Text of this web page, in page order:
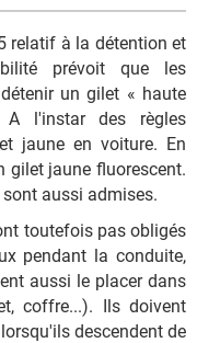
relatif à la détention et
prévoit que les
un gilet « haute
l'instar des règles
jaune en voiture. En
gilet jaune fluorescent.
aussi admises.
toutefois pas obligés
pendant la conduite,
aussi le placer dans
coffre...). Ils doivent
descendent de